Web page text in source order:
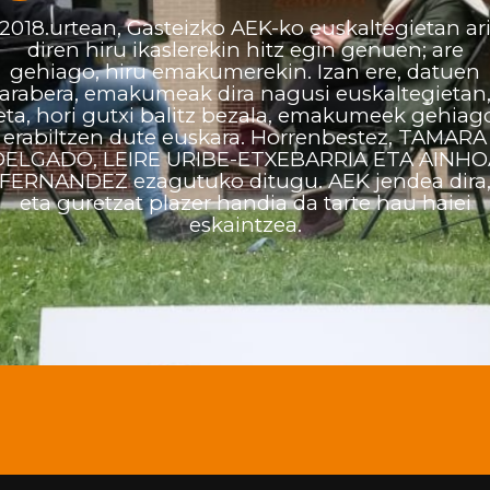
2018.urtean, Gasteizko AEK-ko euskaltegietan ari
diren hiru ikaslerekin hitz egin genuen; are
gehiago, hiru emakumerekin. Izan ere, datuen
arabera, emakumeak dira nagusi euskaltegietan,
hori gutxi balitz bezala, emakumeek
erabiltzen dute euskara. Horrenbestez, TAMARA
LEIRE URIBE-ETXEBARRIA ETA
FERNANDEZ ezagutuko ditugu. AEK jendea dira,
eta guretzat plazer handia da tarte hau haiei
eskaintzea.